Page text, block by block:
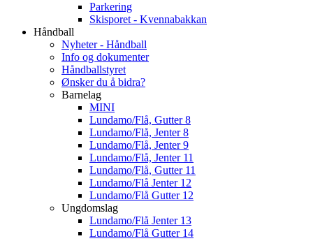
Parkering
Skisporet - Kvennabakkan
Håndball
Nyheter - Håndball
Info og dokumenter
Håndballstyret
Ønsker du å bidra?
Barnelag
MINI
Lundamo/Flå, Gutter 8
Lundamo/Flå, Jenter 8
Lundamo/Flå, Jenter 9
Lundamo/Flå, Jenter 11
Lundamo/Flå, Gutter 11
Lundamo/Flå Jenter 12
Lundamo/Flå Gutter 12
Ungdomslag
Lundamo/Flå Jenter 13
Lundamo/Flå Gutter 14